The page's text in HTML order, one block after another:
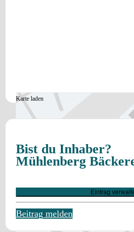
Karte laden
Bist du Inhaber?
Mühlenberg
Eintrag
Beitrag melden